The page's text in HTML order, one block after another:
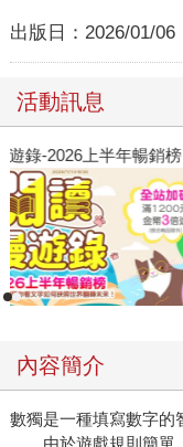
出版日： 2026/01/06
活動訊息
閱讀漫遊錄-2026上半
內容簡介
數獨是一種填寫數字的
由於遊戲規則簡單、